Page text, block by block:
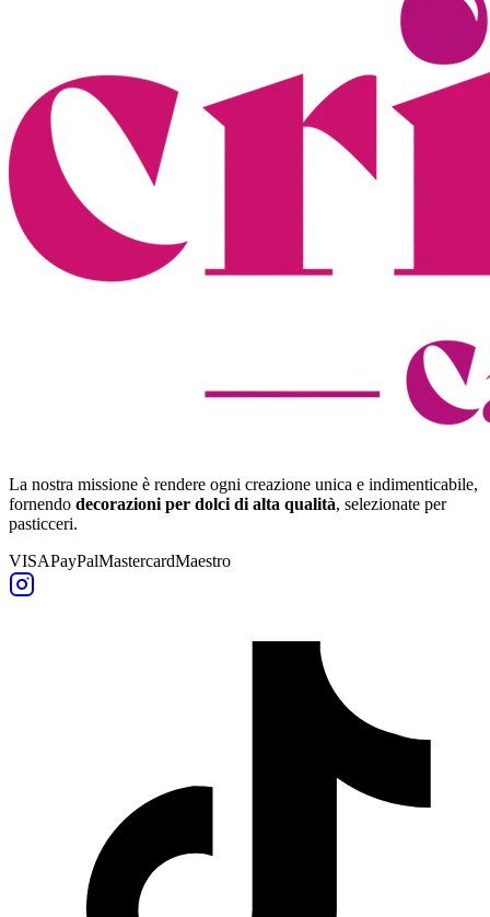
La nostra missione è rendere ogni creazione unica e indimenticabile,
fornendo decorazioni per dolci di alta qualità, selezionate per
pasticceri.
VISAPayPalMastercardMaestro